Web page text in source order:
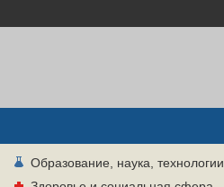
Образование, наука, технологии